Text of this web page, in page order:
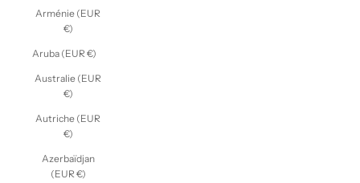
Arménie (EUR
€)
Aruba (EUR €)
Australie (EUR
€)
Autriche (EUR
€)
Azerbaïdjan
(EUR €)